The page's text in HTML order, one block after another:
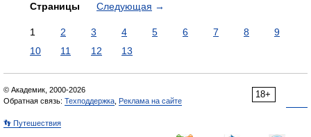
Страницы Следующая →
1 2 3 4 5 6 7 8
9
10
11 12 13
18+
© Академик, 2000-2026
Обратная связь: Техподдержка Реклама на сайте
👣 Путешествия